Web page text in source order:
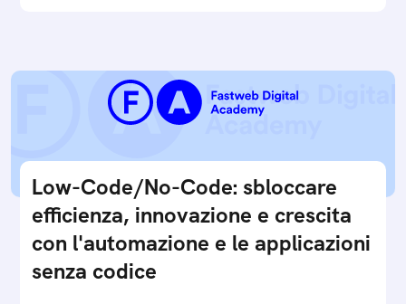
Low-Code/No-Code: sbloccare
efficienza, innovazione e crescita
con l'automazione e le applicazioni
senza codice